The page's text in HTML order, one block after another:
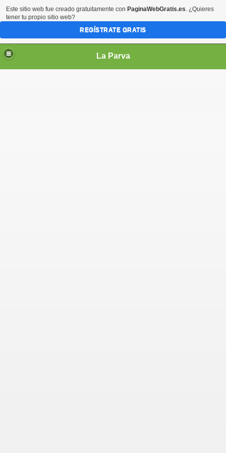
La Parva
Este sitio web fue creado gratuitamente con PaginaWebGratis.es. ¿Quieres
tener tu propio sitio web?
REGÍSTRATE GRATIS